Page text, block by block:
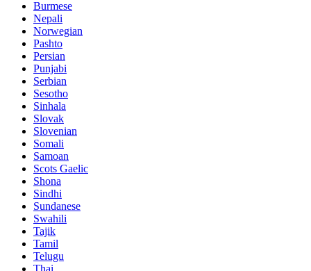
Burmese
Nepali
Norwegian
Pashto
Persian
Punjabi
Serbian
Sesotho
Sinhala
Slovak
Slovenian
Somali
Samoan
Scots Gaelic
Shona
Sindhi
Sundanese
Swahili
Tajik
Tamil
Telugu
Thai